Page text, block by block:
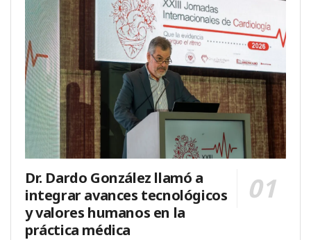
Dr. Dardo González llamó a
integrar avances tecnológicos
y valores humanos en la
práctica médica